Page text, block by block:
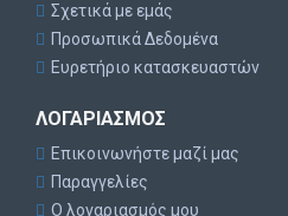
Σχετικά με εμάς
Προσωπικά Δεδομένα
Ευρετήριο κατασκευαστών
ΛΟΓΑΡΙΑΣΜΌΣ
Επικοινωνήστε μαζί μας
Παραγγελίες
Ο λογαριασμός μου